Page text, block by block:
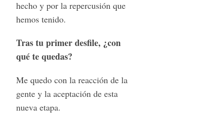
hecho y por la repercusión que
hemos tenido.
Tras tu primer desfile, ¿con
qué te quedas?
Me quedo con la reacción de la
gente y la aceptación de esta
nueva etapa.